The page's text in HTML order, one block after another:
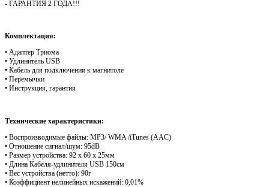
- ГАРАНТИЯ 2 ГОДА!!!
Комплектация:
• Адаптер Триома
• Удлинитель USB
• Кабель для подключения к магнитоле
• Перемычки
• Инструкция, гарантия
Технические характеристики:
• Воспроизводимые файлы: MP3/ WMA /iTunes (AAC)
• Отношение сигнал/шум: 95dB
• Размер устройства: 92 х 60 х 25мм
• Длина Кабеля-удлинителя USB 150см
• Вес устройства (нетто): 90г
• Коэффициент нелинейных искажений: 0,01%